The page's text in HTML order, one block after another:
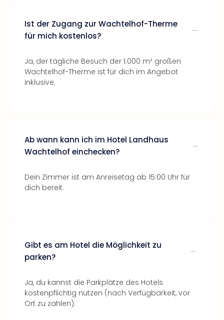
Ist der Zugang zur Wachtelhof-Therme
für mich kostenlos?
Ja, der tägliche Besuch der 1.000 m² großen
Wachtelhof-Therme ist für dich im Angebot
inklusive.
Ab wann kann ich im Hotel Landhaus
Wachtelhof einchecken?
Dein Zimmer ist am Anreisetag ab 15:00 Uhr für
dich bereit.
Gibt es am Hotel die Möglichkeit zu
parken?
Ja, du kannst die Parkplätze des Hotels
kostenpflichtig nutzen (nach Verfügbarkeit, vor
Ort zu zahlen).